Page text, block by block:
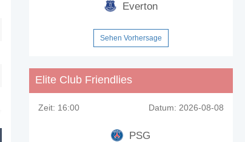
Everton
Sehen Vorhersage
Elite Club Friendlies
Zeit: 16:00 Datum: 2026-08-08
PSG